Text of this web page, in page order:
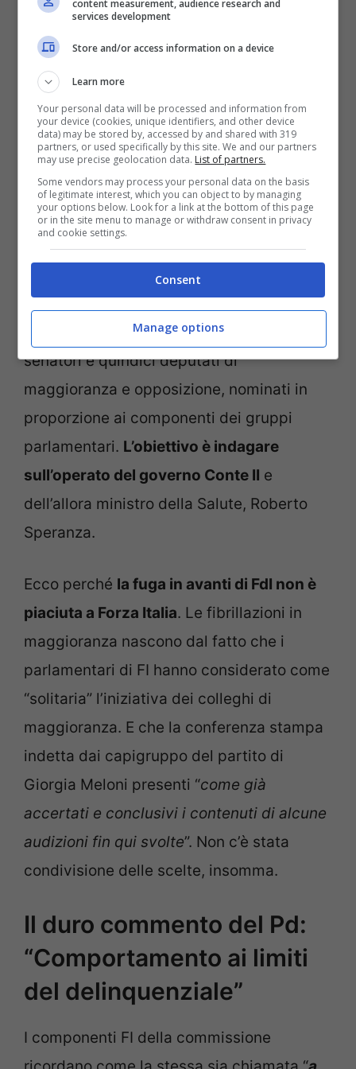
apprendono con sorpresa
conferenza indetta dai colleghi di Fratelli
d’Italia. Per un motivo in particolare:
Questa è una commissione d’inchiesta,
non uno strumento a uso di un singolo
gruppo ”.
La commissione parlamentare sulla
gestione dell’emergenza covid fu infatti
approvata dal Parlamento
dell’anno scorso. Il testo prevede che tale
commissione sia composta da quindici
senatori e quindici deputati di
maggioranza e opposizione, nominati in
proporzione ai componenti dei gruppi
parlamentari. L’obiettivo è indagare
sull’operato del governo Conte II e
dell’allora ministro della Salute, Roberto
Speranza.
Ecco perché la fuga in avanti di FdI non è
piaciuta a Forza Italia. Le fibrillazioni in
maggioranza nascono dal fatto che i
parlamentari di FI hanno considerato come
“solitaria” l’iniziativa dei colleghi di
maggioranza. E che la conferenza stampa
indetta dai capigruppo del partito di
Giorgia Meloni presenti “come già
accertati e conclusivi i contenuti di alcune
audizioni fin qui svolte”. Non c’è stata
condivisione delle scelte, insomma.
Il duro commento del Pd:
“Comportamento ai limiti
del delinquenziale”
I componenti FI della commissione
content measurement, audience research and
services development
Store and/or access information on a device
Learn more
Your personal data will be processed and information from
your device (cookies, unique identifiers, and other device
data) may be stored by, accessed by and shared with 319
partners, or used specifically by this site. We and our partners
may use precise geolocation data. List of partners.
Some vendors may process your personal data on the basis
of legitimate interest, which you can object to by managing
your options below. Look for a link at the bottom of this page
or in the site menu to manage or withdraw consent in privacy
and cookie settings.
Consent
Manage options